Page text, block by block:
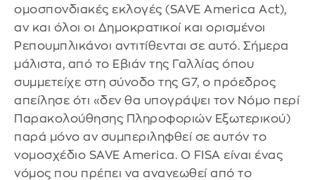
ομοσπονδιακές εκλογές (SAVE America Act),
αν και όλοι οι Δημοκρατικοί και ορισμένοι
Ρεπουμπλικάνοι αντιτίθενται σε αυτό. Σήμερα
μάλιστα, από το Εβιάν της Γαλλίας όπου
συμμετείχε στη σύνοδο της G7, ο πρόεδρος
απείλησε ότι «δεν θα υπογράψει τον Νόμο περί
Παρακολούθησης Πληροφοριών Εξωτερικού)
παρά μόνο αν συμπεριληφθεί σε αυτόν το
νομοσχέδιο SAVE America. Ο FISA είναι ένας
νόμος που πρέπει να ανανεωθεί από το